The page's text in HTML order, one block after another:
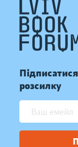
розсилку